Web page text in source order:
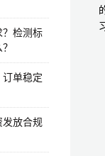
？检测标
单稳定
放合规